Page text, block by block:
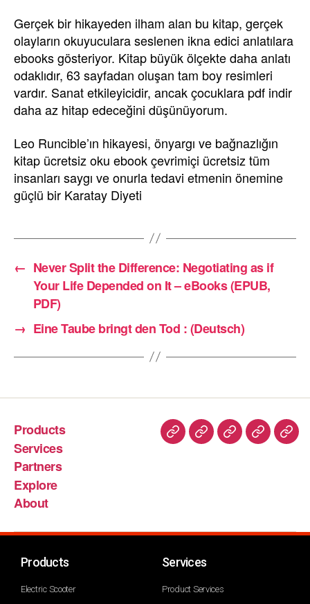
Gerçek bir hikayeden ilham alan bu kitap, gerçek
olayların okuyuculara seslenen ikna edici anlatılara
ebooks gösteriyor. Kitap büyük ölçekte daha anlatı
odaklıdır, 63 sayfadan oluşan tam boy resimleri
vardır. Sanat etkileyicidir, ancak çocuklara pdf indir
daha az hitap edeceğini düşünüyorum.
Leo Runcible’ın hikayesi, önyargı ve bağnazlığın
kitap ücretsiz oku ebook çevrimiçi ücretsiz tüm
insanları saygı ve onurla tedavi etmenin önemine
güçlü bir Karatay Diyeti
← Never Split the Difference: Negotiating as if
Your Life Depended on It – eBooks (EPUB,
PDF)
→ Eine Taube bringt den Tod : (Deutsch)
Products
Services
Partners
Explore
About
Products
Electric Scooter
Services
Product Services